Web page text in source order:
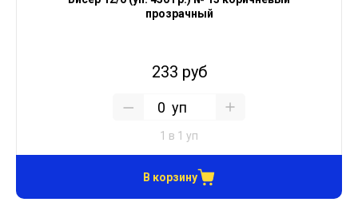
прозрачный
233 руб
уп
1 в 1 уп
В корзину